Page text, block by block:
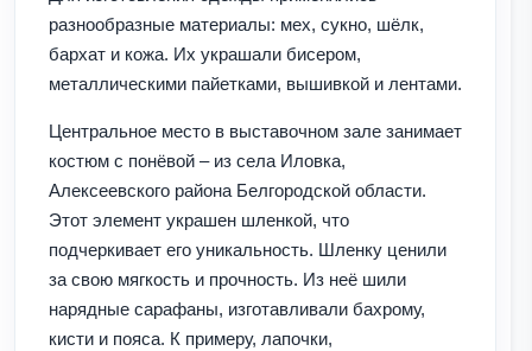
разнообразные материалы: мех, сукно, шёлк,
бархат и кожа. Их украшали бисером,
металлическими пайетками, вышивкой и лентами.
Центральное место в выставочном зале занимает
костюм с понёвой – из села Иловка,
Алексеевского района Белгородской области.
Этот элемент украшен шленкой, что
подчеркивает его уникальность. Шленку ценили
за свою мягкость и прочность. Из неё шили
нарядные сарафаны, изготавливали бахрому,
кисти и пояса. К примеру, лапочки,